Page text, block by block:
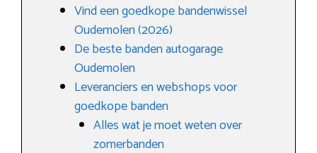
Vind een goedkope bandenwissel
Oudemolen (2026)
De beste banden autogarage
Oudemolen
Leveranciers en webshops voor
goedkope banden
Alles wat je moet weten over
zomerbanden